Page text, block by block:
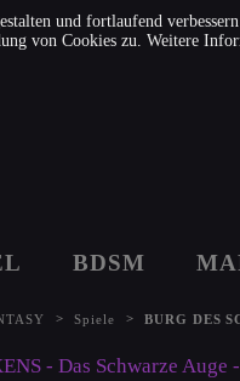
und fortlaufend
von Cookies zu. Weitere
BDSM
> Spiele > BURG DES
- Das Schwarze